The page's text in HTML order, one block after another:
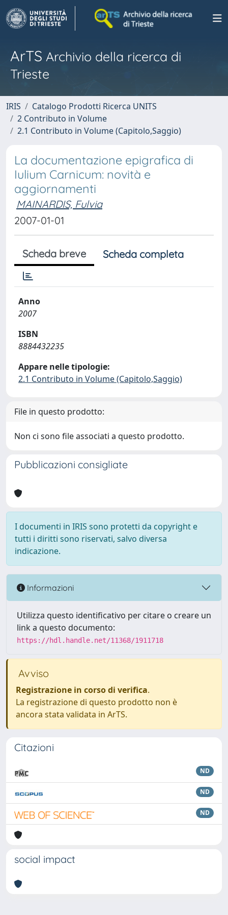
ArTS Archivio della ricerca di
Trieste
IRIS
Catalogo Prodotti Ricerca UNITS
2 Contributo in Volume
2.1 Contributo in Volume (Capitolo,Saggio)
La documentazione epigrafica di
Iulium Carnicum: novità e
aggiornamenti
MAINARDIS, Fulvia
2007-01-01
Scheda breve Scheda completa
Anno
2007
ISBN
8884432235
Appare nelle tipologie:
2.1 Contributo in Volume (Capitolo,Saggio)
File in questo prodotto:
Non ci sono file associati a questo prodotto.
Pubblicazioni consigliate
I documenti in IRIS sono protetti da copyright e
tutti i diritti sono riservati, salvo diversa
indicazione.
Informazioni
Utilizza questo identificativo per citare o creare un
link a questo documento:
https://hdl.handle.net/11368/1911718
Avviso
Registrazione in corso di verifica.
La registrazione di questo prodotto non è
ancora stata validata in ArTS.
Citazioni
ND
ND
ND
social impact